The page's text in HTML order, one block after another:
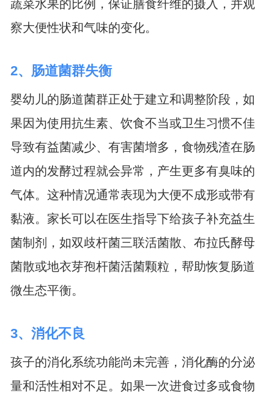
蔬菜水果的比例，保证膳食纤维的摄入，并观
察大便性状和气味的变化。
2、肠道菌群失衡
婴幼儿的肠道菌群正处于建立和调整阶段，如
果因为使用抗生素、饮食不当或卫生习惯不佳
导致有益菌减少、有害菌增多，食物残渣在肠
道内的发酵过程就会异常，产生更多有臭味的
气体。这种情况通常表现为大便不成形或带有
黏液。家长可以在医生指导下给孩子补充益生
菌制剂，如双歧杆菌三联活菌散、布拉氏酵母
菌散或地衣芽孢杆菌活菌颗粒，帮助恢复肠道
微生态平衡。
3、消化不良
孩子的消化系统功能尚未完善，消化酶的分泌
量和活性相对不足。如果一次进食过多或食物